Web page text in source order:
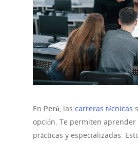
En Perú, las carreras técnicas
opción. Te permiten
prácticas y especializadas.